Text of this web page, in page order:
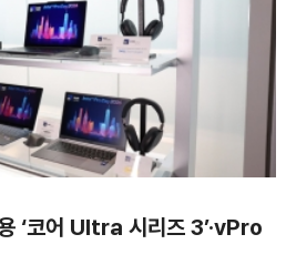
‘코어 Ultra 시리즈 3’·vPro